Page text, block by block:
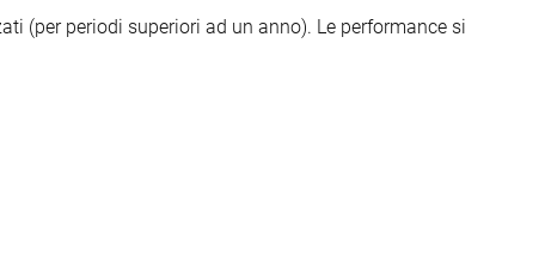
(per periodi superiori ad un anno). Le performance si